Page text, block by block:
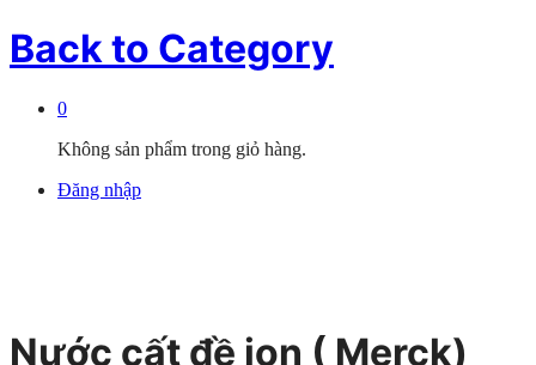
Back to Category
0
Không sản phẩm trong giỏ hàng.
Đăng nhập
Nước cất đề ion ( Merck)